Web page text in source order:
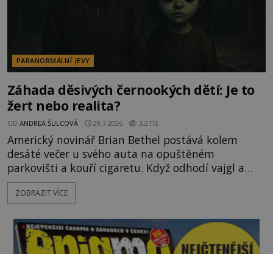
PARANORMÁLNÍ JEVY
Záhada děsivých černookých dětí: Je to
žert nebo realita?
OD ANDREA ŠULCOVÁ 29.7.2026 3.2TIS
Americký novinář Brian Bethel postává kolem
desáté večer u svého auta na opuštěném
parkovišti a kouří cigaretu. Když odhodí vajgl a
chystá se nastoupit do auta, přijdou k němu dva
mladí chlapci, kterým může být okolo 14 let.
pouhých několik minut od tohoto parkoviště,“
zeptá se suverénně jeden z nich. P
ZOBRAZIT VÍCE